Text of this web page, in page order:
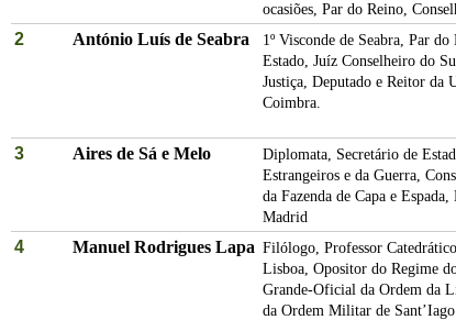
ocasiões, Par do Reino,
2 António Luís de Seabra
1º Visconde de Seabra, Par
Estado, Juíz Conselheiro do
Justiça, Deputado e Reitor da
Coimbra.
3 Aires de Sá e Melo
Diplomata, Secretário de
Estrangeiros e da Guerra,
da Fazenda de Capa e
Madrid
4 Manuel Rodrigues Lapa Filólogo, Professor
Lisboa, Opositor do Regime
Grande-Oficial da Ordem da
da Ordem Militar de